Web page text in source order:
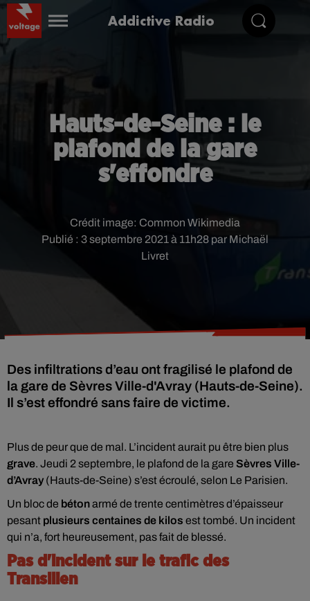
Addictive Radio
Hauts-de-Seine : le
plafond de la gare
s'effondre
Publié : 3 septembre 2021 à 11h28 par Michaël
Livret
Crédit image: Common Wikimedia
Des infiltrations d’eau ont fragilisé le plafond de
la gare de Sèvres Ville-d'Avray (Hauts-de-Seine).
Il s’est effondré sans faire de victime.
Plus de peur que de mal. L’incident aurait pu être bien plus
grave. Jeudi 2 septembre, le plafond de la gare Sèvres Ville-
d’Avray (Hauts-de-Seine) s’est écroulé, selon Le Parisien.
Un bloc de bétonarmé de trente centimètres d’épaisseur
pesant plusieurs centaines de kilos est tombé. Un incident
qui n’a, fort heureusement, pas fait de blessé.
Pas d'incident sur le trafic des
Transilien